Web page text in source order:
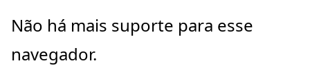
Pular
o
Ignore
passe
Não há mais suporte para esse
navegador.